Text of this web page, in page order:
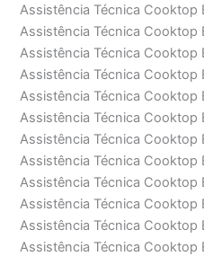
Assistência Técnica Cooktop
Assistência Técnica Cooktop
Assistência Técnica Cooktop
Assistência Técnica Cooktop
Assistência Técnica Cooktop
Assistência Técnica Cooktop
Assistência Técnica Cooktop
Assistência Técnica Cooktop
Assistência Técnica Cooktop
Assistência Técnica Cooktop
Assistência Técnica Cooktop
Assistência Técnica Cooktop